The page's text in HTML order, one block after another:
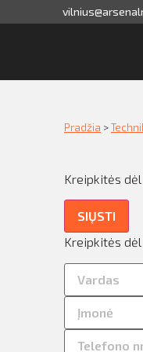
sąrašas
Pradžia >
Kreipkitės
SIŲSTI
Kreipkitės